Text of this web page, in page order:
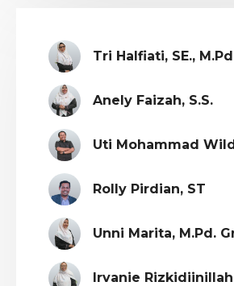
Tri Halfiati, SE.,
Anely Faizah, S.S.
Uti Mohammad
Rolly Pirdian, ST
Unni Marita, M.Pd.
Irvanie